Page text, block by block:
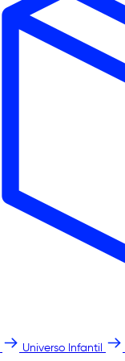
Universo Infantil